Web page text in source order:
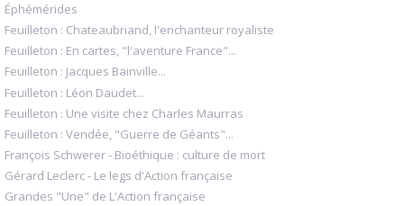
Éphémérides
Feuilleton : Chateaubriand, l'enchanteur royaliste
Feuilleton : En cartes, "l'aventure France"...
Feuilleton : Jacques Bainville...
Feuilleton : Léon Daudet...
Feuilleton : Une visite chez Charles Maurras
Feuilleton : Vendée, "Guerre de Géants"...
François Schwerer - Bioéthique : culture de mort
Gérard Leclerc - Le legs d'Action française
Grandes "Une" de L'Action française